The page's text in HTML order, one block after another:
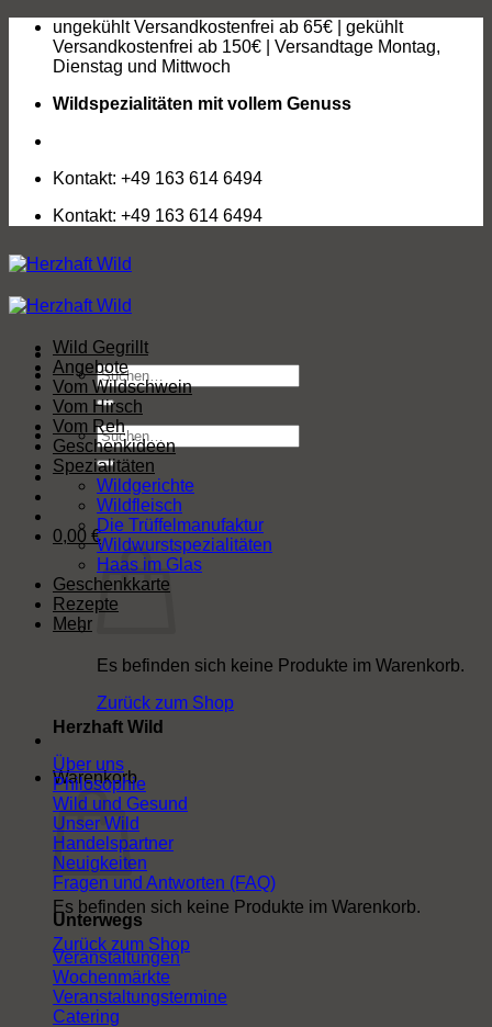
Zum
springen
ungekühlt Versandkostenfrei ab 65€ | gekühlt
Versandkostenfrei ab 150€ | Versandtage Montag,
Dienstag und Mittwoch
Wildspezialitäten mit vollem Genuss
Kontakt: +49 163 614 6494
Kontakt: +49 163 614 6494
Suchen
nach:
Suchen
nach:
0,00 €
Es befinden sich keine Produkte im Warenkorb.
Zurück zum Shop
Warenkorb
Es befinden sich keine Produkte im Warenkorb.
Zurück zum Shop
Wild Gegrillt
Angebote
Vom Wildschwein
Vom Hirsch
Vom Reh
Geschenkideen
Spezialitäten
Wildgerichte
Wildfleisch
Die Trüffelmanufaktur
Wildwurstspezialitäten
Haas im Glas
Geschenkkarte
Rezepte
Mehr
Herzhaft Wild
Über uns
Philosophie
Wild und Gesund
Unser Wild
Handelspartner
Neuigkeiten
Fragen und Antworten (FAQ)
Unterwegs
Veranstaltungen
Wochenmärkte
Veranstaltungstermine
Catering